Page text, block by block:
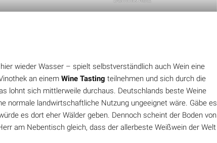
wieder Wasser – spielt selbstverständlich auch Wein eine
an einem Wine Tasting teilnehmen und sich durch die
lohnt sich mittlerweile durchaus. Deutschlands beste Weine
normale landwirtschaftliche Nutzung ungeeignet wäre. Gäbe es
es dort eher Wälder geben. Dennoch scheint der Boden von
am Nebentisch gleich, dass der allerbeste Weißwein der Welt